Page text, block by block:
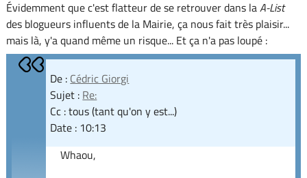
Évidemment que c'est flatteur de se retrouver dans laA-List
des blogueurs influents de la Mairie, ça nous fait très plaisir...
mais là, y'a quand même un risque... Et ça n'a pas loupé :
De : Cédric Giorgi
Sujet : Re:
Cc : tous (tant qu'on y est...)
Date : 10:13
Whaou,